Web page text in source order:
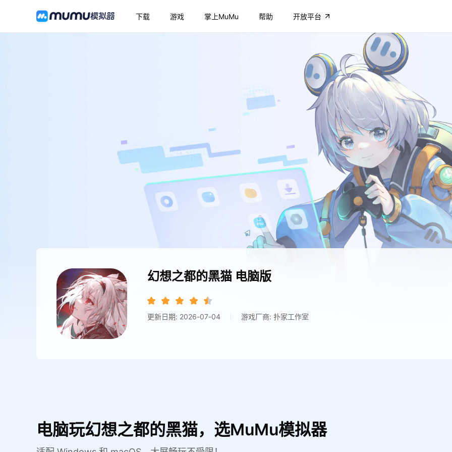
下载 游戏 掌上MuMu 帮助 开放平台
幻想之都的黑猫 电脑版
更新日期: 2026-07-04 游戏厂商: 扑家工作室
电脑玩幻想之都的黑猫，选MuMu模拟器